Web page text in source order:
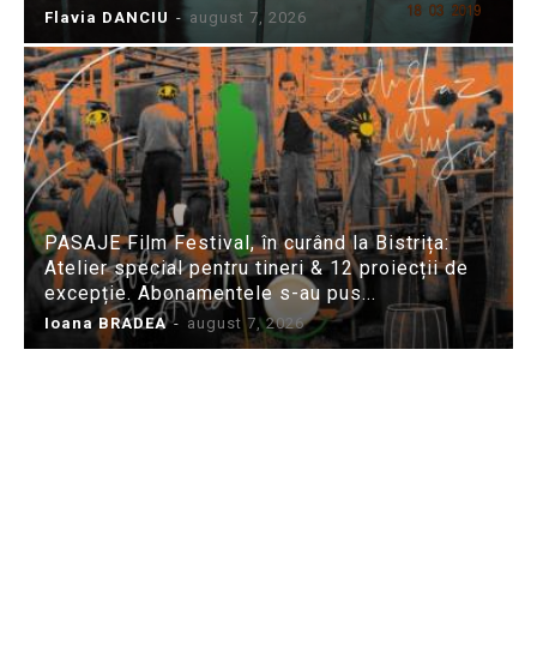
Flavia DANCIU - august 7, 2026
PASAJE Film Festival, în curând la Bistrița:
Atelier special pentru tineri & 12 proiecții de
excepție. Abonamentele s-au pus...
Ioana BRADEA - august 7, 2026